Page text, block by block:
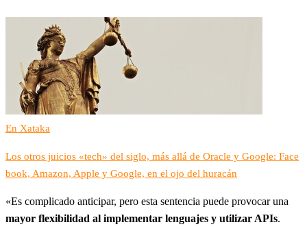
En Xataka
Los otros juicios «tech» del siglo, más allá de Oracle y Google: Face
book, Amazon, Apple y Google, en el ojo del huracán
«Es complicado anticipar, pero esta sentencia puede provocar una
mayor flexibilidad al implementar lenguajes y utilizar APIs.